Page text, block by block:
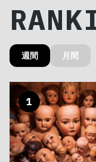
週間 月間
1